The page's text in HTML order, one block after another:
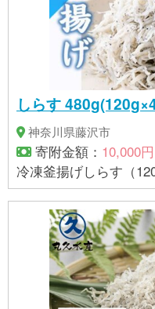
しらす
神奈川県藤沢市
寄附金額： 10,000円
冷凍釜揚げしらす（